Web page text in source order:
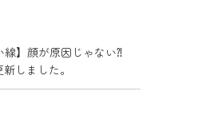
線】顔が原因じゃない⁈
しました。